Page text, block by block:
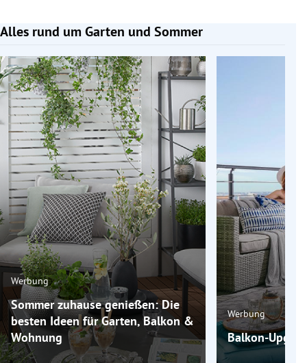
Alles rund um Garten und Sommer
Slide 1 von 6
Werbung
Sommer zuhause genießen: Die
besten Ideen für Garten, Balkon &
Wohnung
Werbung
Balkon-